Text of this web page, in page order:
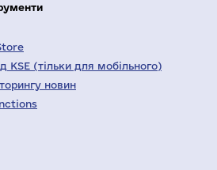
KSE (тільки для мобільного)
новин